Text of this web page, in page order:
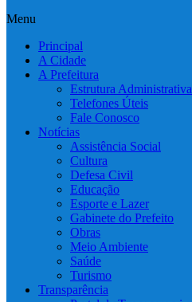
Menu
Principal
A Cidade
A Prefeitura
Estrutura Administrativa
Telefones Úteis
Fale Conosco
Notícias
Assistência Social
Cultura
Defesa Civil
Educação
Esporte e Lazer
Gabinete do Prefeito
Obras
Meio Ambiente
Saúde
Turismo
Transparência